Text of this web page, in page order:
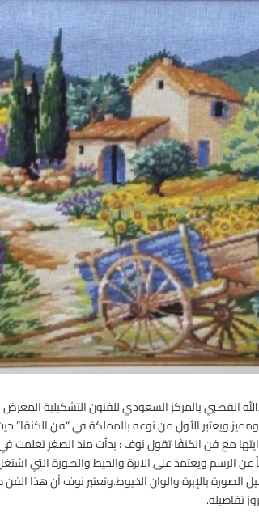
القصبي بالمركز السعودي للفنون التشكيلية
ويعتبر الأول من نوعه بالمملكة في “فن الكنڤا”
مع فن الكنڤا تقول نوف : بدأت منذ الصغر تعلمت
الرسم ويعتمد على الابرة والخيط والصورة التي اشتغل
الصورة بالإبرة والوان الخيوط.وتعتبر نوف أن هذا
تفاصيله.